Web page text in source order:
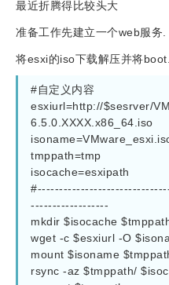
最近折腾得比较头大
准备工作先建立一个web服务.
将esxi的iso下载解压并将
#自定义内容
esxiurl=http://$sesrver/
6.5.0.XXXX.x86_64.iso
tmppath=tmp
isocache=esxipath
------------------
mkdir $isocache
wget -c $esxiurl -O
mount $isoname
rsync -az $tmppath/